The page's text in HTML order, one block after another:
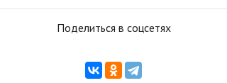
Поделиться в соцсетях